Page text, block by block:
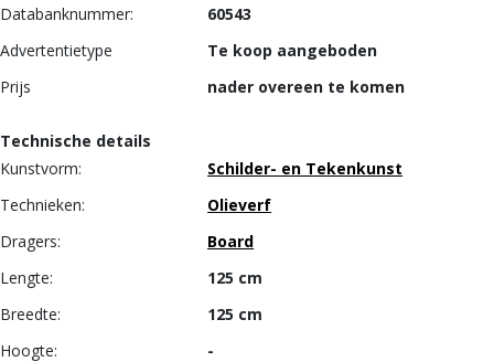
Databanknummer:
60543
Advertentietype
Te koop aangeboden
Prijs
nader overeen te komen
Technische details
Kunstvorm:
Schilder- en Tekenkunst
Technieken:
Olieverf
Dragers:
Board
Lengte:
125 cm
Breedte:
125 cm
Hoogte:
-